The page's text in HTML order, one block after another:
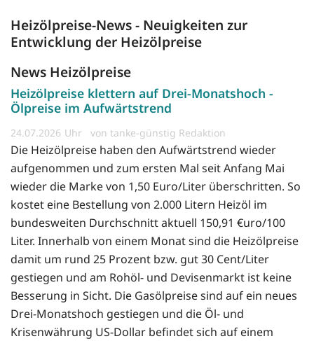
Heizölpreise-News - Neuigkeiten zur
Entwicklung der Heizölpreise
News Heizölpreise
Heizölpreise klettern auf Drei-Monatshoch -
Ölpreise im Aufwärtstrend
24.07.2026 von tanke-günstig Redaktion
Die Heizölpreise haben den Aufwärtstrend wieder
aufgenommen und zum ersten Mal seit Anfang Mai
wieder die Marke von 1,50 Euro/Liter überschritten. So
kostet eine Bestellung von 2.000 Litern Heizöl im
bundesweiten Durchschnitt aktuell 150,91 €uro/100
Liter. Innerhalb von einem Monat sind die Heizölpreise
damit um rund 25 Prozent bzw. gut 30 Cent/Liter
gestiegen und am Rohöl- und Devisenmarkt ist keine
Besserung in Sicht. Die Gasölpreise sind auf ein neues
Drei-Monatshoch gestiegen und die Öl- und
Krisenwährung US-Dollar befindet sich auf einem